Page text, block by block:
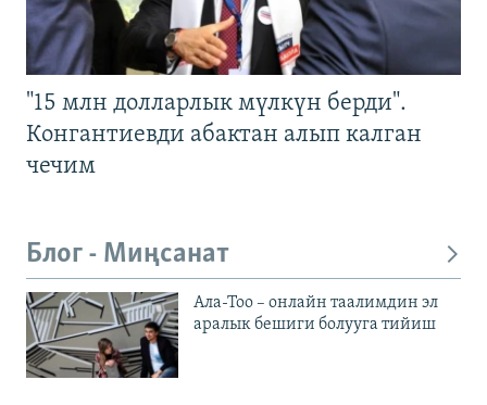
"15 млн долларлык мүлкүн берди".
Конгантиевди абактан алып калган
чечим
Блог - Миңсанат
Ала-Тоо – онлайн таалимдин эл
аралык бешиги болууга тийиш